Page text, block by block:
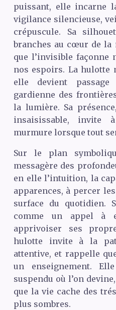
puissant, elle incarne
vigilance silencieuse,
crépuscule. Sa
branches au cœur de la
que l’invisible façonne
nos espoirs. La hulotte
elle devient
gardienne des
la lumière. Sa
insaisissable, invite
murmure lorsque tout
Sur le plan
messagère des
en elle l’intuition, la
apparences, à percer
surface du quotidien.
comme un appel à
apprivoiser ses
hulotte invite à la
attentive, et rappelle
un enseignement.
suspendu où l’on
que la vie cache des
plus sombres.